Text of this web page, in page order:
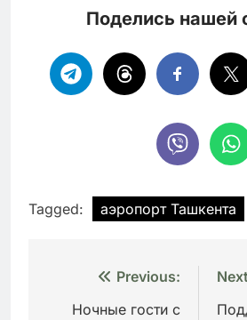
Поделись нашей
Tagged: аэропорт Ташкента
Навигация
Previous:
Ночные гости с